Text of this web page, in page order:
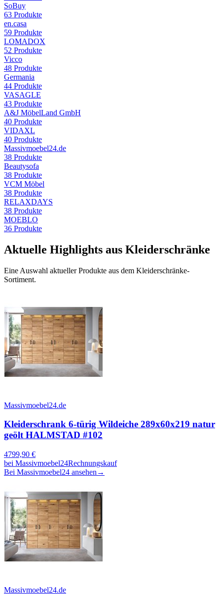
SoBuy
63 Produkte
en.casa
59 Produkte
LOMADOX
52 Produkte
Vicco
48 Produkte
Germania
44 Produkte
VASAGLE
43 Produkte
A&J MöbelLand GmbH
40 Produkte
VIDAXL
40 Produkte
Massivmoebel24.de
38 Produkte
Beautysofa
38 Produkte
VCM Möbel
38 Produkte
RELAXDAYS
38 Produkte
MOEBLO
36 Produkte
Aktuelle Highlights aus Kleiderschränke
Eine Auswahl aktueller Produkte aus dem Kleiderschränke-
Sortiment.
Massivmoebel24.de
Kleiderschrank 6-türig Wildeiche 289x60x219 natur
geölt HALMSTAD #102
4799,90 €
bei Massivmoebel24Rechnungskauf
Bei Massivmoebel24 ansehen →
Massivmoebel24.de